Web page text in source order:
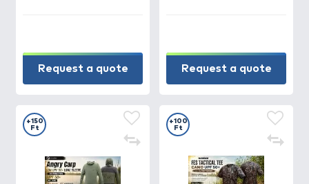
Request a quote Request a quote
+150
Ft
+100
Ft